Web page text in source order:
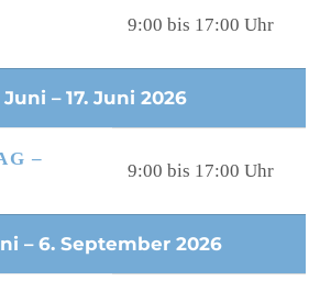
9:00 bis 17:00 Uhr
Juni – 17. Juni 2026
–
9:00 bis 17:00 Uhr
– 6. September 2026